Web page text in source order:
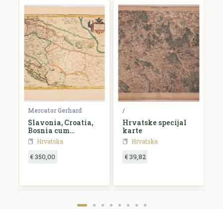
Mercator Gerhard
Slavonia, Croatia,
Bosnia cum
Dalmatiae parte
Hrvatska
€ 350,00
/
Hrvatske specijal
karte
Hrvatska
€ 39,82